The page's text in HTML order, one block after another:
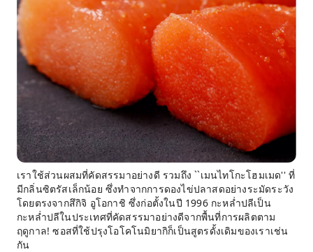
เราใช้ส่วนผสมที่คัดสรรมาอย่างดี รวมถึง ``เมนไทโกะโฮมเมด'' ที่
มีกลิ่นซิตรัสเล็กน้อย ซึ่งทำจากการดองไข่ปลาสดอย่างระมัดระวัง
โดยตรงจากสึกิจิ อูโอกาชิ ซึ่งก่อตั้งในปี 1996 กะหล่ำปลีเป็น
กะหล่ำปลีในประเทศที่คัดสรรมาอย่างดีจากพื้นที่การผลิตตาม
ฤดูกาล! ซอสที่ใช้ปรุงโอโคโนมิยากิก็เป็นสูตรดั้งเดิมของเราเช่น
กัน